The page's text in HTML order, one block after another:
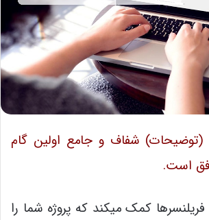
شفاف و جامع اولین گام
است.
کمک می­کند که پروژه شما را